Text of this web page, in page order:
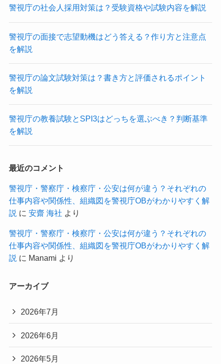
警視庁の社会人採用対策は？受験資格や試験内容を解説
警視庁の面接で志望動機はどう答える？作り方と注意点
を解説
警視庁の論文試験対策は？書き方と評価されるポイント
を解説
警視庁の教養試験とSPI3はどっちを選ぶべき？判断基準
を解説
最近のコメント
警視庁・警察庁・検察庁・公安は何が違う？それぞれの
仕事内容や関係性、組織図を警視庁OBがわかりやすく解
説 に 安齋 海社 より
警視庁・警察庁・検察庁・公安は何が違う？それぞれの
仕事内容や関係性、組織図を警視庁OBがわかりやすく解
説 に Manami より
アーカイブ
2026年7月
2026年6月
2026年5月